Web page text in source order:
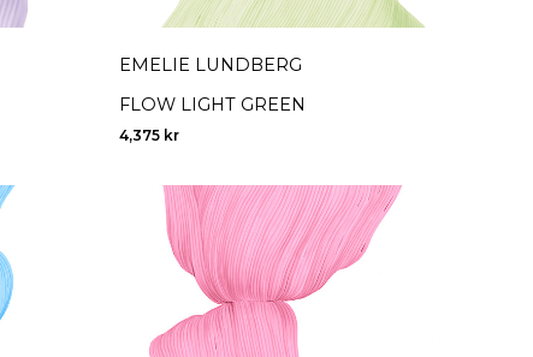
EMELIE LUNDBERG
FLOW LIGHT GREEN
4,375 kr